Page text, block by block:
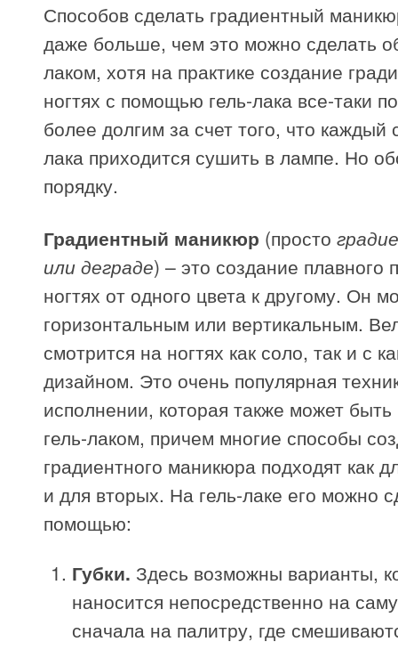
Способов сделать градиентный
даже больше, чем это можно сделать
лаком, хотя на практике создание
ногтях с помощью гель-лака все-таки
более долгим за счет того, что каждый
лака приходится сушить в лампе. Но
порядку.
Градиентный маникюр (просто
или деграде) – это создание плавного
ногтях от одного цвета к другому. Он
горизонтальным или вертикальным.
смотрится на ногтях как соло, так и с
дизайном. Это очень популярная
исполнении, которая также может
гель-лаком, причем многие способы
градиентного маникюра подходят как
и для вторых. На гель-лаке его можно
помощью:
Губки. Здесь возможны варианты,
наносится непосредственно на
сначала на палитру, где